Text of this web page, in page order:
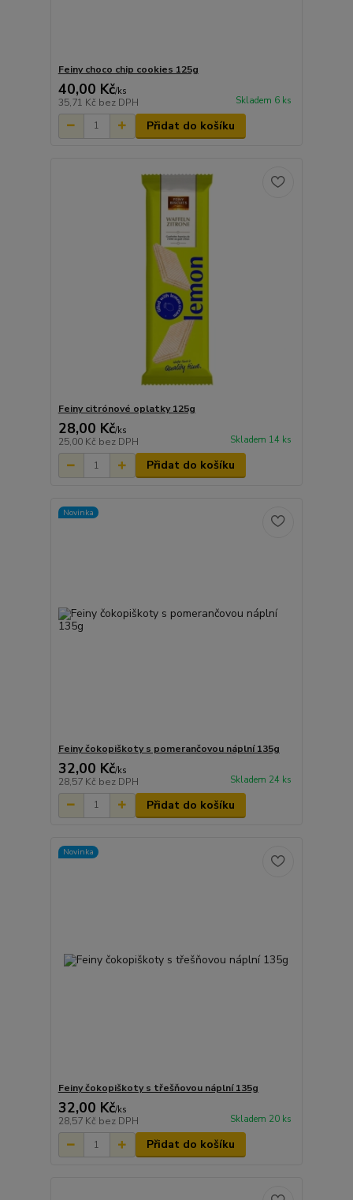
Feiny choco chip cookies 125g
40,00 Kč/ks
35,71 Kč bez DPH Skladem 6 ks
Přidat do košíku
Feiny citrónové oplatky 125g
28,00 Kč/ks
25,00 Kč bez DPH Skladem 14 ks
Přidat do košíku
Novinka
Feiny čokopiškoty s pomerančovou náplní 135g
32,00 Kč/ks
28,57 Kč bez DPH Skladem 24 ks
Přidat do košíku
Novinka
Feiny čokopiškoty s třešňovou náplní 135g
32,00 Kč/ks
28,57 Kč bez DPH Skladem 20 ks
Přidat do košíku